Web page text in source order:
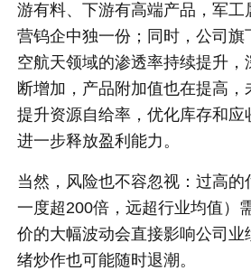
游有料、下游有高端产品，军工
营钨企中独一份；同时，公司旗
空航天领域的渗透率持续提升，
断增加，产品附加值也在提高
提升资源自给率，优化库存和应
进一步释放盈利能力。
当然，风险也不容忽视：过高的
一度超200倍，远超行业均值）
价的大幅波动会直接影响公司业
绪炒作也可能随时退潮。